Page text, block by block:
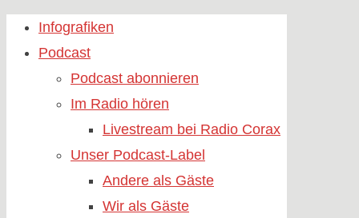
Skip
Infografiken
Podcast
Podcast abonnieren
Im Radio hören
Livestream bei Radio Corax
Unser Podcast-Label
Andere als Gäste
Wir als Gäste